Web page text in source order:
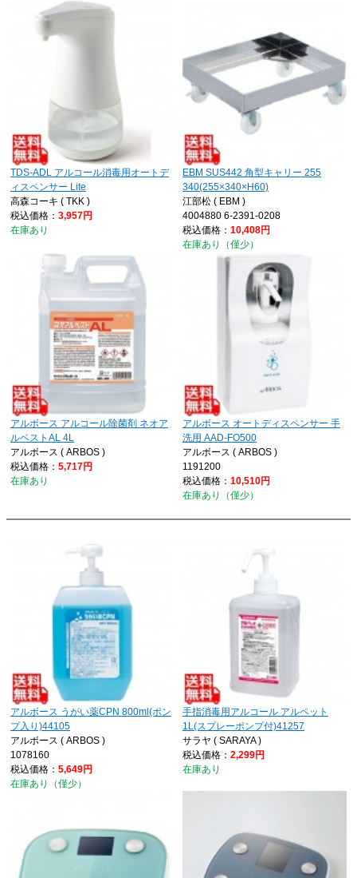
TDS-ADL アルコール消毒用オートデ
ィスペンサー Lite
高森コーキ ( TKK )
税込価格： 3,957円
在庫あり
EBM SUS442 角型キャリー 255
340(255×340×H60)
江部松 ( EBM )
4004880 6-2391-0208
税込価格： 10,408円
在庫あり（僅少）
アルボース アルコール除菌剤 ネオア
ルベストAL 4L
アルボース ( ARBOS )
税込価格： 5,717円
在庫あり
アルボース オートディスペンサー 手
洗用 AAD-FO500
アルボース ( ARBOS )
1191200
税込価格： 10,510円
在庫あり（僅少）
アルボース うがい薬CPN 800ml(ポン
プ入り)44105
アルボース ( ARBOS )
1078160
税込価格： 5,649円
在庫あり（僅少）
手指消毒用アルコール アルペット
1L(スプレーポンプ付)41257
サラヤ ( SARAYA )
税込価格： 2,299円
在庫あり